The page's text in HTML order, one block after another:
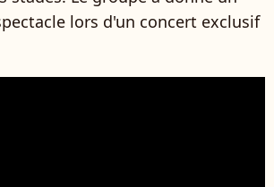
lors d'un concert exclusif